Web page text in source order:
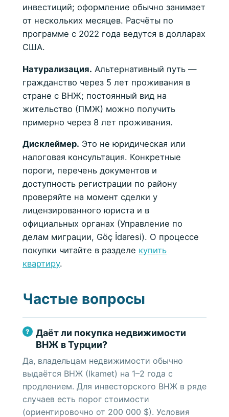
инвестиций; оформление обычно занимает
от нескольких месяцев. Расчёты по
программе с 2022 года ведутся в долларах
США.
Натурализация. Альтернативный путь —
гражданство через 5 лет проживания в
стране с ВНЖ; постоянный вид на
жительство (ПМЖ) можно получить
примерно через 8 лет проживания.
Дисклеймер. Это не юридическая или
налоговая консультация. Конкретные
пороги, перечень документов и
доступность регистрации по району
проверяйте на момент сделки у
лицензированного юриста и в
официальных органах (Управление по
делам миграции, Göç İdaresi). О процессе
покупки читайте в разделе купить
квартиру.
Частые вопросы
Даёт ли покупка недвижимости
ВНЖ в Турции?
Да, владельцам недвижимости обычно
выдаётся ВНЖ (Ikamet) на 1–2 года с
продлением. Для инвесторского ВНЖ в ряде
случаев есть порог стоимости
(ориентировочно от 200 000 $). Условия